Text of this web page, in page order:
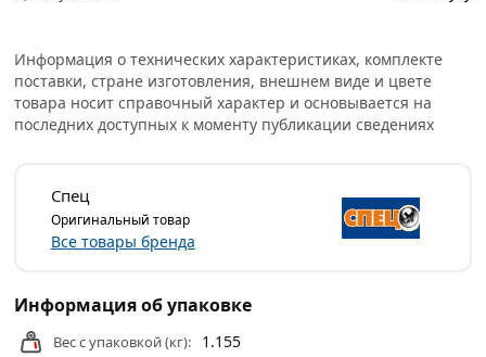
ГСМ МАМОНТ с заливным устройством 10 мм СПЕЦ
Москве и области.
Информация о технических характеристиках, комплекте
поставки, стране изготовления, внешнем виде и цвете
товара носит справочный характер и основывается на
последних доступных к моменту публикации сведениях
Спец
Оригинальный товар
Все товары бренда
Информация об упаковке
Вес с упаковкой (кг): 1.155